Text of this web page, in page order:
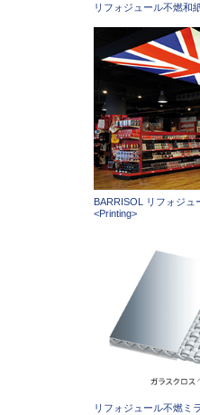
リフォジュール不燃和
BARRISOL リフォジュ
<Printing>
リフォジュール不燃ミ